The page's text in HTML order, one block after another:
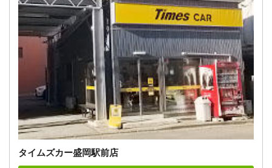
タイムズカー盛岡駅前店